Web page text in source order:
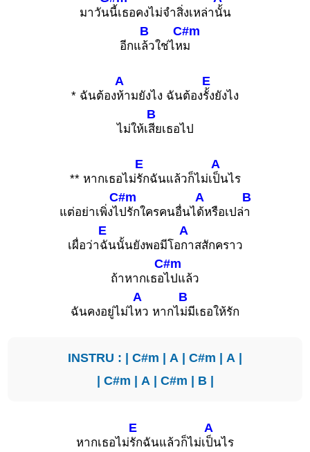
มาวันนี้เธอคงไม่จำสิ่งเหล่านั้น
อีกแ
B
ล้วใช่ไห
C#m
ม
* ฉันต้อง
A
ห้ามยังไง ฉันต้อง
E
รั้งยังไง
ไม่ให้เ
B
สียเธอไป
** หากเธอไม่
E
รักฉันแล้วก็ไม่เ
A
ป็นไร
แต่อย่าเพิ่งไ
C#m
ปรักใครคนอื่นไ
A
ด้หรือเปล่
B
า
เผื่อว่า
E
ฉันนั้นยังพอมีโอ
A
กาสสักคราว
ถ้าหากเธอ
C#m
ไปแล้ว
ฉันคงอยู่ไม่ไ
A
หว หากไ
B
ม่มีเธอให้รัก
INSTRU : | C#m | A | C#m | A |
| C#m | A| C#m | B|
หากเธอไม่
E
รักฉันแล้วก็ไม่เ
A
ป็นไร